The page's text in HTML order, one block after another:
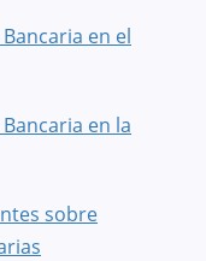
en el
en la
sobre